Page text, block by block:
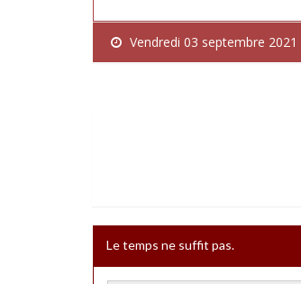
Vendredi 03 septembre 2021
Le temps ne suffit pas.